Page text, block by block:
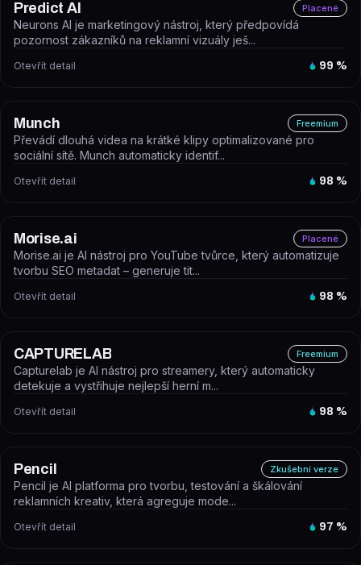
Predict AI Placené
Neurons AI je marketingový nástroj, který předpovídá
pozornost zákazníků na reklamní vizuály ješ...
Otevřít detail 99 %
Munch Freemium
Převádí dlouhá videa na krátké klipy optimalizované pro
sociální sítě. Munch automaticky identif...
Otevřít detail 98 %
Morise.ai Placené
Morise.ai je AI nástroj pro YouTube tvůrce, který automatizuje
tvorbu SEO metadat – generuje tit...
Otevřít detail 98 %
CAPTURELAB Freemium
Capturelab je AI nástroj pro streamery, který automaticky
detekuje a vystřihuje nejlepší herní m...
Otevřít detail 98 %
Pencil Zkušební verze
Pencil je AI platforma pro tvorbu, testování a škálování
reklamních kreativ, která agreguje mode...
Otevřít detail 97 %